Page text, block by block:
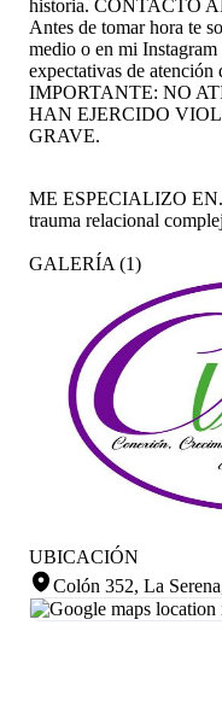
historia. CONTACTO
Antes de tomar hora te
medio o en mi
expectativas de atención
IMPORTANTE: NO
HAN EJERCIDO
GRAVE.
ME ESPECIALIZO
trauma relacional
GALERÍA (1)
UBICACIÓN
Colón 352, La